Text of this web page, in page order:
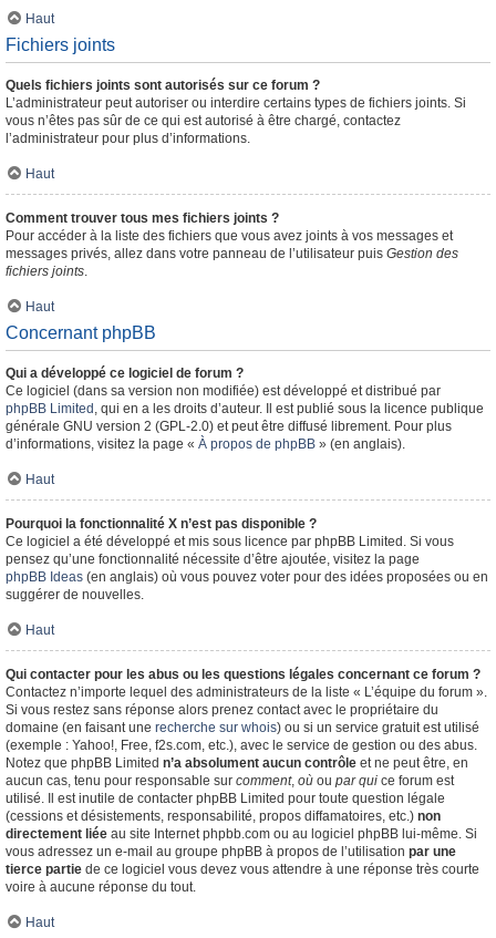
Haut
Fichiers joints
Quels fichiers joints sont autorisés sur ce forum ?
L’administrateur peut autoriser ou interdire certains types de fichiers joints. Si
vous n’êtes pas sûr de ce qui est autorisé à être chargé, contactez
l’administrateur pour plus d’informations.
Haut
Comment trouver tous mes fichiers joints ?
Pour accéder à la liste des fichiers que vous avez joints à vos messages et
messages privés, allez dans votre panneau de l’utilisateur puis Gestion des
fichiers joints.
Haut
Concernant phpBB
Qui a développé ce logiciel de forum ?
Ce logiciel (dans sa version non modifiée) est développé et distribué par
phpBB Limited , qui en a les droits d’auteur. Il est publié sous la licence publique
générale GNU version 2 (GPL-2.0) et peut être diffusé librement. Pour plus
d’informations, visitez la page « À propos de phpBB » (en anglais).
Haut
Pourquoi la fonctionnalité X n’est pas disponible ?
Ce logiciel a été développé et mis sous licence par phpBB Limited. Si vous
pensez qu’une fonctionnalité nécessite d’être ajoutée, visitez la page
phpBB Ideas (en anglais) où vous pouvez voter pour des idées proposées ou en
suggérer de nouvelles.
Haut
Qui contacter pour les abus ou les questions légales concernant ce forum ?
Contactez n’importe lequel des administrateurs de la liste « L’équipe du forum ».
Si vous restez sans réponse alors prenez contact avec le propriétaire du
domaine (en faisant une recherche sur whois) ou si un service gratuit est utilisé
(exemple : Yahoo!, Free, f2s.com, etc.), avec le service de gestion ou des abus.
Notez que phpBB Limited n’a absolument aucun contrôle et ne peut être, en
aucun cas, tenu pour responsable sur comment, où ou par qui ce forum est
utilisé. Il est inutile de contacter phpBB Limited pour toute question légale
(cessions et désistements, responsabilité, propos diffamatoires, etc.) non
directement liée au site Internet phpbb.com ou au logiciel phpBB lui-même. Si
vous adressez un e-mail au groupe phpBB à propos de l’utilisation par une
tierce partie de ce logiciel vous devez vous attendre à une réponse très courte
voire à aucune réponse du tout.
Haut